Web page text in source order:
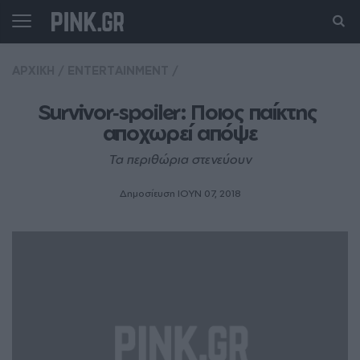
Survivor‑spoiler: Ποιος παίκτης
αποχωρεί απόψε
Τα περιθώρια στενεύουν
Δημοσίευση ΙΟΥΝ 07, 2018